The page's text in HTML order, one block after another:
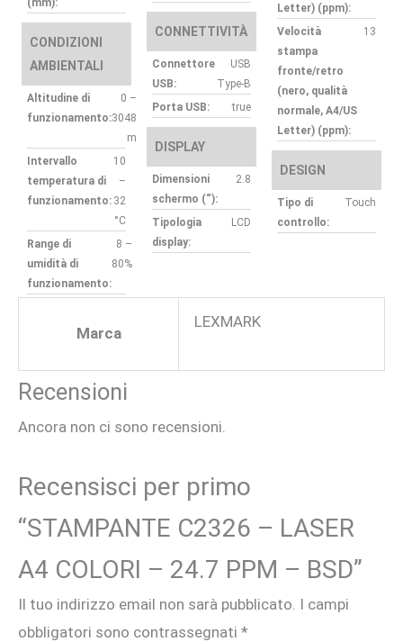
(mm):
CONDIZIONI
AMBIENTALI
Altitudine di
funzionamento:
0 –
3048
m
Intervallo
temperatura di
funzionamento:
10
–
32
°C
Range di
umidità di
funzionamento:
8 –
80%
CONNETTIVITÀ
Connettore
USB:
USB
Type-B
Porta USB:
true
DISPLAY
Dimensioni
schermo (“):
2.8
Tipologia
display:
LCD
Letter) (ppm):
Velocità
stampa
fronte/retro
(nero, qualità
normale, A4/US
Letter) (ppm):
13
DESIGN
Tipo di
controllo:
Touch
Marca
LEXMARK
Recensioni
Ancora non ci sono recensioni.
Recensisci per primo
“STAMPANTE C2326 – LASER
A4 COLORI – 24.7 PPM – BSD”
Il tuo indirizzo email non sarà pubblicato. I campi
obbligatori sono contrassegnati *